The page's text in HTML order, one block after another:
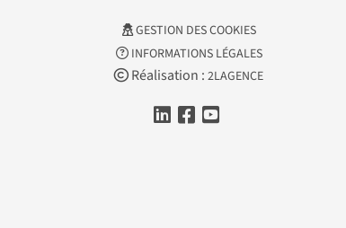
GESTION DES COOKIES
INFORMATIONS LÉGALES
Réalisation : 2LAGENCE